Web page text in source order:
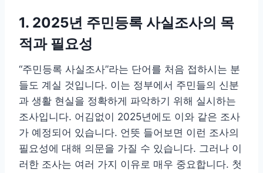
1. 2025년 주민등록 사실조사의 목
적과 필요성
“주민등록 사실조사”라는 단어를 처음 접하시는 분
들도 계실 것입니다. 이는 정부에서 주민들의 신분
과 생활 현실을 정확하게 파악하기 위해 실시하는
조사입니다. 어김없이 2025년에도 이와 같은 조사
가 예정되어 있습니다. 언뜻 들어보면 이런 조사의
필요성에 대해 의문을 가질 수 있습니다. 그러나 이
러한 조사는 여러 가지 이유로 매우 중요합니다. 첫